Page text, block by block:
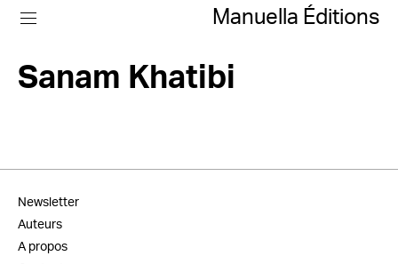
Manuella Éditions
Sanam Khatibi
Newsletter
Auteurs
A propos